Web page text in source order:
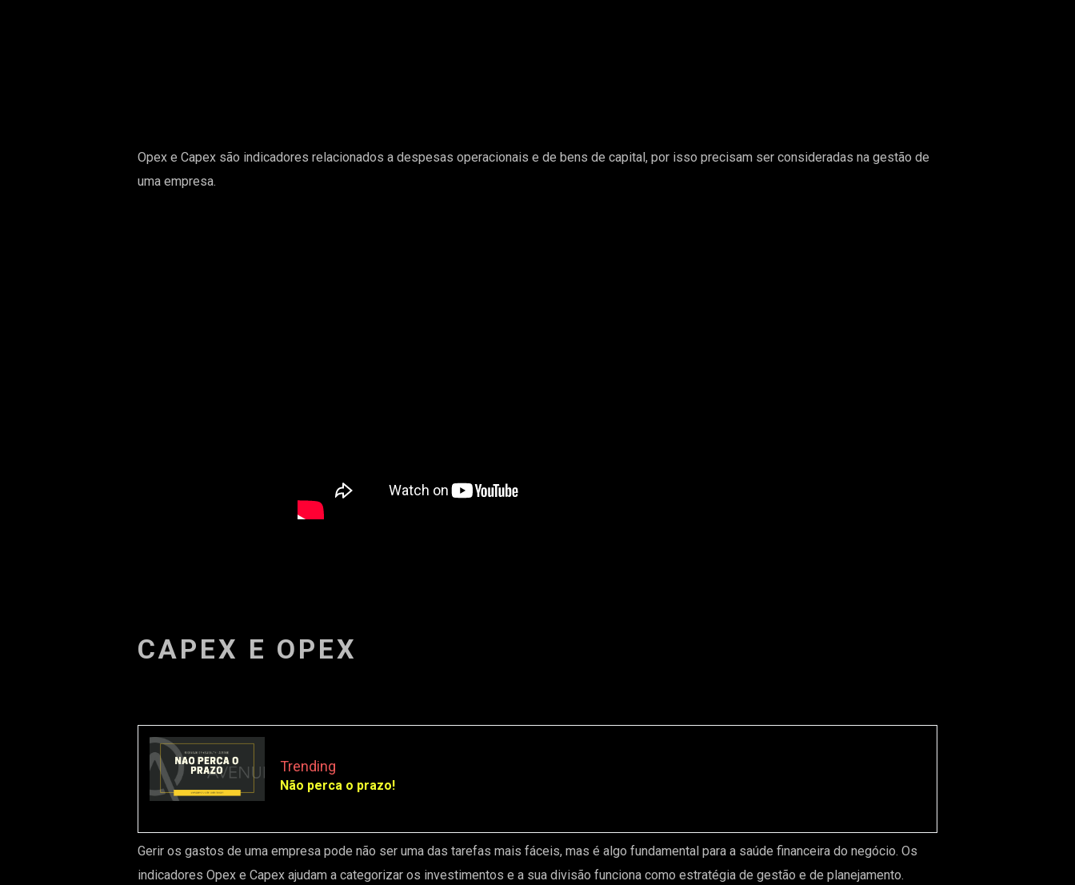
Opex e Capex são indicadores relacionados a despesas operacionais e de bens de capital, por isso precisam ser consideradas na gestão de
uma empresa.
CAPEX E OPEX
Trending
Não perca o prazo!
Gerir os gastos de uma empresa pode não ser uma das tarefas mais fáceis, mas é algo fundamental para a saúde financeira do negócio. Os
indicadores Opex e Capex ajudam a categorizar os investimentos e a sua divisão funciona como estratégia de gestão e de planejamento.